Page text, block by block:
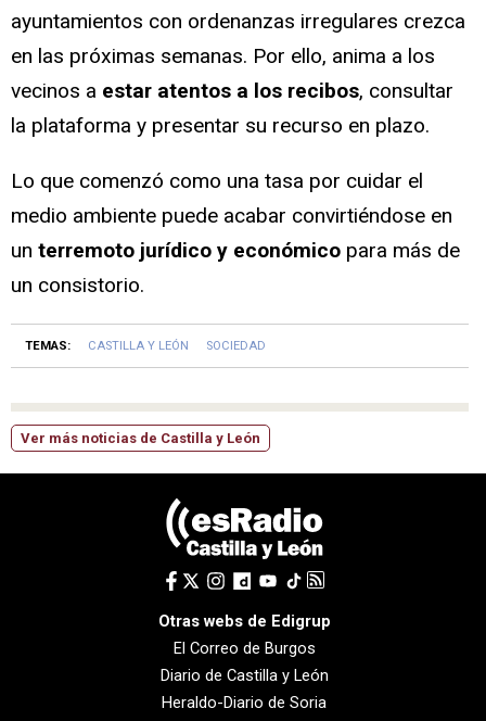
ayuntamientos con ordenanzas irregulares crezca
en las próximas semanas. Por ello, anima a los
vecinos a estar atentos a los recibos, consultar
la plataforma y presentar su recurso en plazo.
Lo que comenzó como una tasa por cuidar el
medio ambiente puede acabar convirtiéndose en
un terremoto jurídico y económico para más de
un consistorio.
TEMAS: CASTILLA Y LEÓN SOCIEDAD
Ver más noticias de Castilla y León
Otras webs de Edigrup
El Correo de Burgos
Diario de Castilla y León
Heraldo-Diario de Soria